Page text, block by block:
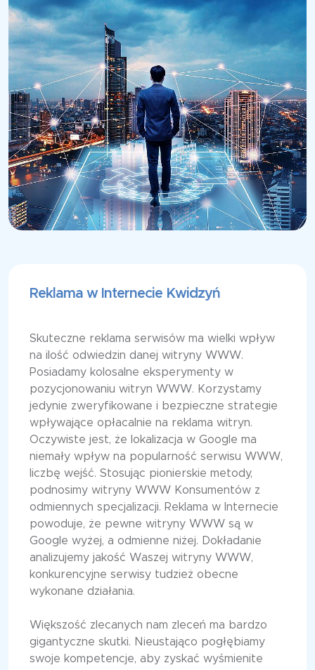
Reklama w Internecie Kwidzyń
Skuteczne reklama serwisów ma wielki wpływ
na ilość odwiedzin danej witryny WWW.
Posiadamy kolosalne eksperymenty w
pozycjonowaniu witryn WWW. Korzystamy
jedynie zweryfikowane i bezpieczne strategie
wpływające opłacalnie na reklama witryn.
Oczywiste jest, że lokalizacja w Google ma
niemały wpływ na popularność serwisu WWW,
liczbę wejść. Stosując pionierskie metody,
podnosimy witryny WWW Konsumentów z
odmiennych specjalizacji. Reklama w Internecie
powoduje, że pewne witryny WWW są w
Google wyżej, a odmienne niżej. Dokładanie
analizujemy jakość Waszej witryny WWW,
konkurencyjne serwisy tudzież obecne
wykonane działania.
Większość zlecanych nam zleceń ma bardzo
gigantyczne skutki. Nieustająco pogłębiamy
swoje kompetencje, aby zyskać wyśmienite